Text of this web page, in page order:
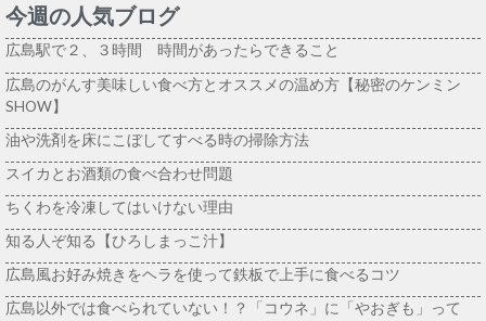
今週の人気ブログ
広島駅で２、３時間 時間があったらできること
広島のがんす美味しい食べ方とオススメの温め方【秘密のケンミン
SHOW】
油や洗剤を床にこぼしてすべる時の掃除方法
スイカとお酒類の食べ合わせ問題
ちくわを冷凍してはいけない理由
知る人ぞ知る【ひろしまっこ汁】
広島風お好み焼きをヘラを使って鉄板で上手に食べるコツ
広島以外では食べられていない！？「コウネ」に「やおぎも」って